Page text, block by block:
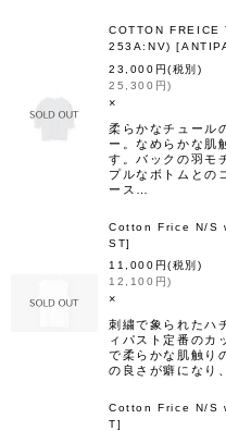
COTTON FREICE
253A:NV) [
23,000 円(税別)
25,300 円)
×
柔らかなチュール
ー。なめらかな肌
す。バックの羽モ
プルなボトムとの
ース…
Cotton Frice N/S
ST]
11,000 円(税別)
12,100 円)
×
刺繍で象られたハ
ィパスト定番のカ
で柔らかな肌触り
の良さが癖になり
Cotton Frice N/S
T]